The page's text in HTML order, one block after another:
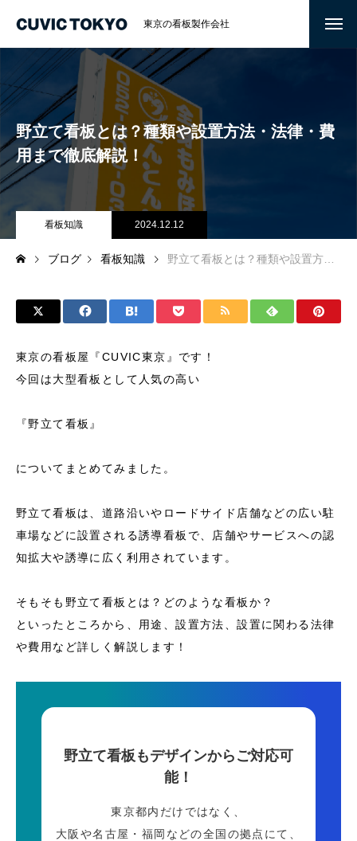
東京の看板製作会社
野立て看板とは？種類や設置方法・法律・費
用まで徹底解説！
看板知識 2024.12.12
ブログ 看板知識 野立て看板とは？種類や設置方法・法律・費用まで徹底解説！
東京の看板屋『CUVIC東京』です！
今回は大型看板として人気の高い
『野立て看板』
についてまとめてみました。
野立て看板は、道路沿いやロードサイド店舗などの広い駐
車場などに設置される誘導看板で、店舗やサービスへの認
知拡大や誘導に広く利用されています。
そもそも野立て看板とは？どのような看板か？
といったところから、用途、設置方法、設置に関わる法律
や費用など詳しく解説します！
野立て看板もデザインからご対応可
能！
東京都内だけではなく、
大阪や名古屋・福岡などの全国の拠点にて、